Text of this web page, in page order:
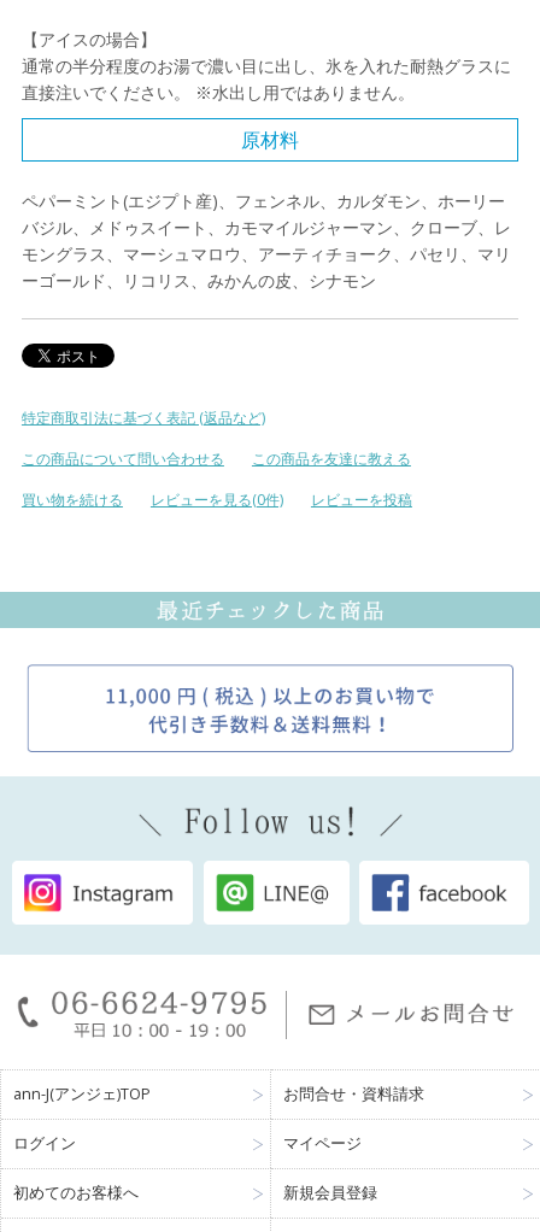
【アイスの場合】
通常の半分程度のお湯で濃い目に出し、氷を入れた耐熱グラスに
直接注いでください。 ※水出し用ではありません。
原材料
ペパーミント(エジプト産)、フェンネル、カルダモン、ホーリー
バジル、メドゥスイート、カモマイルジャーマン、クローブ、レ
モングラス、マーシュマロウ、アーティチョーク、パセリ、マリ
ーゴールド、リコリス、みかんの皮、シナモン
特定商取引法に基づく表記 (返品など)
この商品について問い合わせる
この商品を友達に教える
買い物を続ける
レビューを見る(0件) レビューを投稿
ann-J(アンジェ)TOP お問合せ・資料請求
ログイン マイページ
初めてのお客様へ 新規会員登録